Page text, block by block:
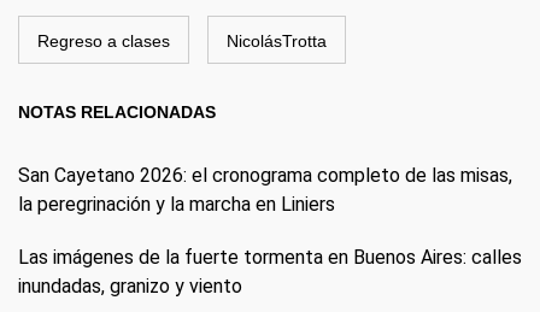
Regreso a clases NicolásTrotta
NOTAS RELACIONADAS
San Cayetano 2026: el cronograma completo de las misas,
la peregrinación y la marcha en Liniers
Las imágenes de la fuerte tormenta en Buenos Aires: calles
inundadas, granizo y viento